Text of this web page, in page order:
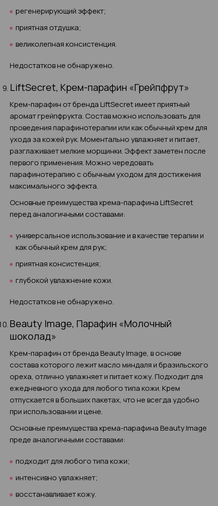
регенерирующий эффект;
приятная отдушка;
великолепная консистенция.
Недостатков не обнаружено.
LiftSecret, Крем-парафин «Грейпфрут»
Крем-парафин от бренда LiftSecret имеет приятный
аромат грейпфрукта. Состав можно использовать для
проведения парафинотерапии или как обычный крем для
ухода за кожей рук. Моментально увлажняет и питает,
разглаживает мелкие морщинки. Эффект заметен после
первого применения. Можно чередовать
парафинотерапию с обычным уходом для достижения
максимального эффекта.
Основные преимущества крема-парафина LiftSecret
перед аналогичными составами:
универсальное использование и в качестве терапии и
как обычный крем для рук;
приятная консистенция;
глубокой увлажнение кожи.
Недостатков не обнаружено.
Beauty Image, Парафин «Молочный
шоколад»
Крем-парафин от бренда Beauty Image, в основе
состава которого лежит масло миндаля и бразильского
ореха, отлично увлажняет и питает кожу. Подходит для
ежедневного ухода для любого типа кожи. Крем
отпускается в больших пакетах, что не всегда удобно
при использовании и цене.
Основные преимущества крема-парафина Beauty Image
преде аналогичными составами:
подходит для любого типа кожи;
интенсивно увлажняет;
восстанавливает кожу.